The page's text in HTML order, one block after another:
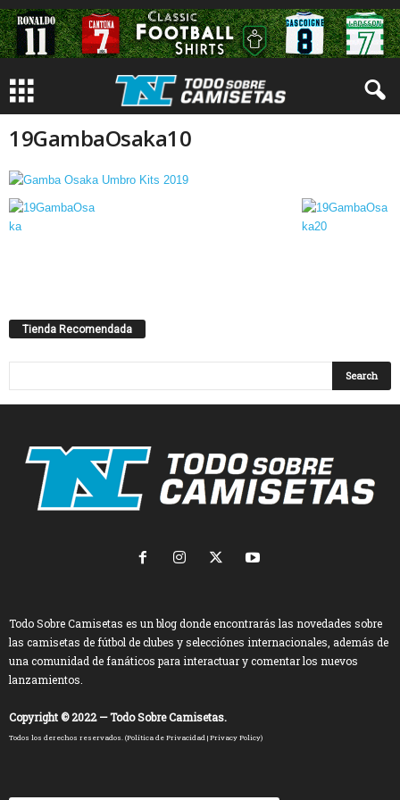
19GambaOsaka10
Tienda Recomendada
Todo Sobre Camisetas es un blog donde encontrarás las novedades sobre
las camisetas de fútbol de clubes y selecciónes internacionales, además de
una comunidad de fanáticos para interactuar y comentar los nuevos
lanzamientos.
Copyright © 2022 — Todo Sobre Camisetas.
Todos los derechos reservados. (Política de Privacidad | Privacy Policy)